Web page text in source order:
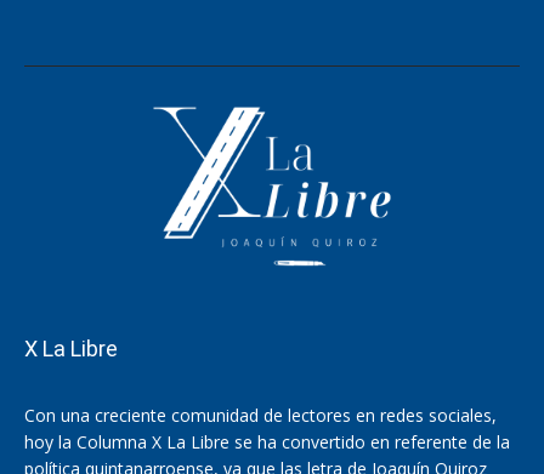
X La Libre
Con una creciente comunidad de lectores en redes sociales,
hoy la Columna X La Libre se ha convertido en referente de la
política quintanarroense, ya que las letra de Joaquín Quiroz